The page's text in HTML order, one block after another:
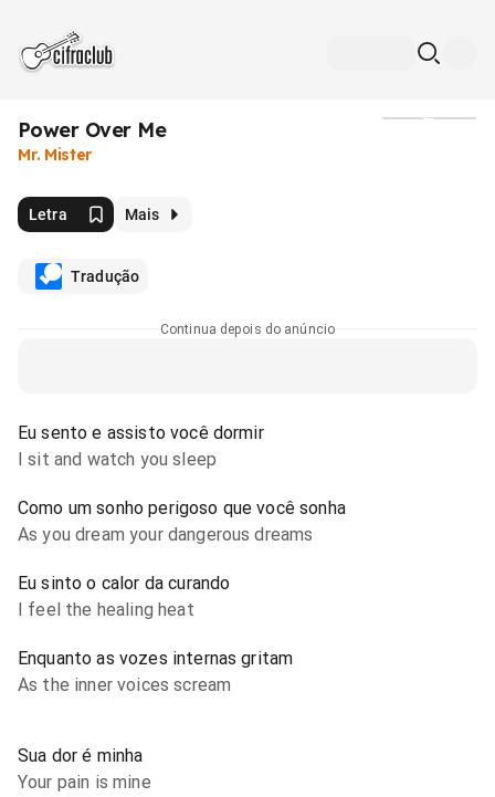
Power Over Me
Mr. Mister
Letra Mais
Tradução
Continua depois do anúncio
Eu sento e assisto você dormir
I sit and watch you sleep
Como um sonho perigoso que você sonha
As you dream your dangerous dreams
Eu sinto o calor da curando
I feel the healing heat
Enquanto as vozes internas gritam
As the inner voices scream
Sua dor é minha
Your pain is mine